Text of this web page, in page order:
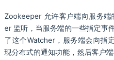
Zookeeper 允许客户端向服务
er 监听，当服务端的一些指定事
了这个Watcher，服务端会向指
现分布式的通知功能，然后客户